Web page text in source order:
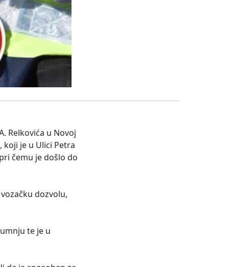
Relkovića u Novoj
je u Ulici Petra
čemu je došlo do
dozvolu,
te je u